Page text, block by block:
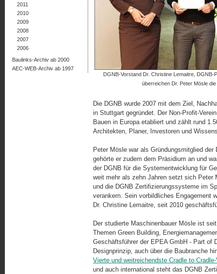
DGNB-Vorstand Dr. Christine Lemaitre,
überreichen Dr. Peter Mösle
Die DGNB wurde 2007 mit dem Ziel,
in Stuttgart gegründet. Der Non-Profit-
Bauen in Europa etabliert und zählt rund
Architekten, Planer, Investoren und
Peter Mösle war als Gründungsmitglied
gehörte er zudem dem Präsidium an und
der DGNB für die Systementwicklung für
weit mehr als zehn Jahren setzt sich Peter
und die DGNB Zertifizierungssysteme im
verankern. Sein vorbildliches Engagement
Dr. Christine Lemaitre, seit 2010
Der studierte Maschinenbauer Mösle ist
Themen Green Building,
Geschäftsführer der EPEA GmbH - Part of
Designprinzip, auch über die Baubranche
Vierte und weitreichendste Cradle to
und auch international steht das DGNB
2011
2010
2009
2008
2007
2006
Baulinks-Archiv ab 2000
AEC-WEB-Archiv ab 1997